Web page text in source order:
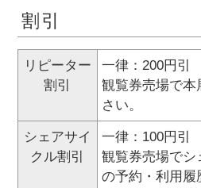
割引
リピーター
割引
一律：200円引
観覧券売場で本
さい。
シェアサイ
クル割引
一律：100円引
観覧券売場でシ
の予約・利用履